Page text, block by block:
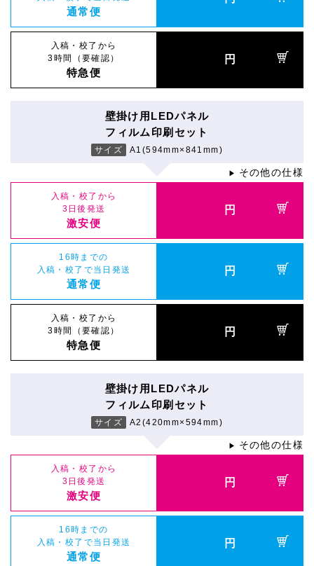
通常便
入稿・校了から
3時間（要確認）
特急便
円
壁掛け用LEDパネル
フィルム印刷セット
サイズ A1(594mm×841mm)
▶ その他の仕様
入稿・校了から
3日後発送
激安便
円
16時までの
入稿・校了で当日発送
通常便
円
入稿・校了から
3時間（要確認）
特急便
円
壁掛け用LEDパネル
フィルム印刷セット
サイズ A2(420mm×594mm)
▶ その他の仕様
入稿・校了から
3日後発送
激安便
円
16時までの
入稿・校了で当日発送
通常便
円